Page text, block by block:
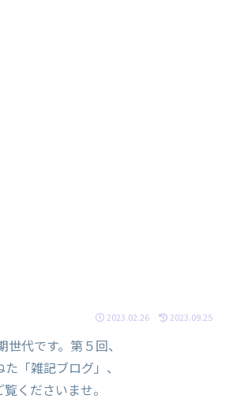
2023.02.26 2023.09.25
代です。第５回、
「雑記ブログ」、
くださいませ。